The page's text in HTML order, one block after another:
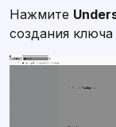
Нажмите
создания ключа